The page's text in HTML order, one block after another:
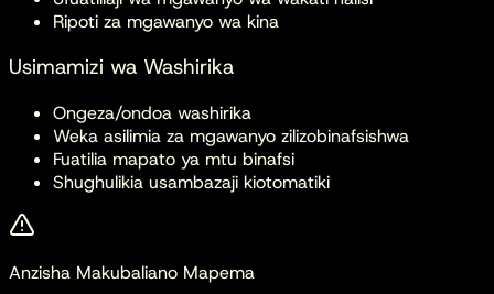
Ripoti za mgawanyo wa kina
Usimamizi wa Washirika
Ongeza/ondoa washirika
Weka asilimia za mgawanyo zilizobinafsishwa
Fuatilia mapato ya mtu binafsi
Shughulikia usambazaji kiotomatiki
Anzisha Makubaliano Mapema